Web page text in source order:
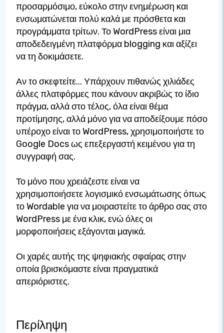
προσαρμόσιμο, εύκολο στην ενημέρωση και
ενσωματώνεται πολύ καλά με πρόσθετα και
προγράμματα τρίτων. Το WordPress είναι μια
αποδεδειγμένη πλατφόρμα blogging και αξίζει
να τη δοκιμάσετε.
Αν το σκεφτείτε... Υπάρχουν πιθανώς χιλιάδες
άλλες πλατφόρμες που κάνουν ακριβώς το ίδιο
πράγμα, αλλά στο τέλος, όλα είναι θέμα
προτίμησης, αλλά μόνο για να αποδείξουμε πόσο
υπέροχο είναι το WordPress, χρησιμοποιήστε το
Google Docs ως επεξεργαστή κειμένου για τη
συγγραφή σας.
Το μόνο που χρειάζεστε είναι να
χρησιμοποιήσετε λογισμικό ενσωμάτωσης όπως
το Wordable για να μοιραστείτε το άρθρο σας στο
WordPress με ένα κλικ, ενώ όλες οι
μορφοποιήσεις εξάγονται μαγικά.
Οι χαρές αυτής της ψηφιακής σφαίρας στην
οποία βρισκόμαστε είναι πραγματικά
απεριόριστες.
Περίληψη